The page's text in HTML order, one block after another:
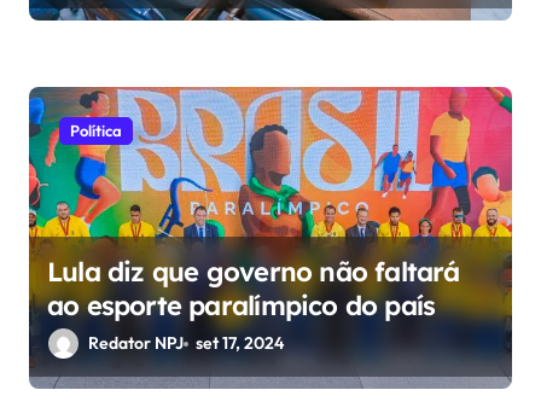
Política
Lula diz que governo não faltará
ao esporte paralímpico do país
Redator NPJ set 17, 2024